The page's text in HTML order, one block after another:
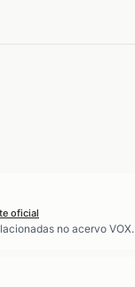
oficial
no acervo VOX.